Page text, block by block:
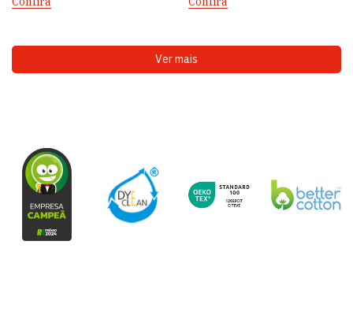
Ver mais